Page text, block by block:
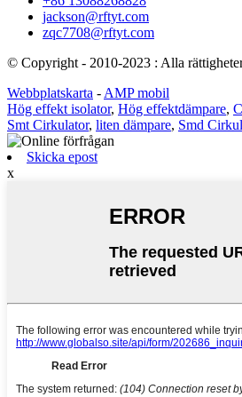
jackson@rftyt.com
zqc7708@rftyt.com
© Copyright - 2010-2023 : Alla
Webbplatskarta - AMP mobil
Hög effekt isolator, Hög effektdämpare,
Smt Cirkulator, liten dämpare, Smd
Skicka epost
x